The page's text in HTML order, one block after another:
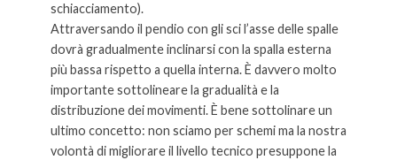
schiacciamento).
Attraversando il pendio con gli sci l’asse delle spalle
dovrà gradualmente inclinarsi con la spalla esterna
più bassa rispetto a quella interna. È davvero molto
importante sottolineare la gradualità e la
distribuzione dei movimenti. È bene sottolinare un
ultimo concetto: non sciamo per schemi ma la nostra
volontà di migliorare il livello tecnico presuppone la